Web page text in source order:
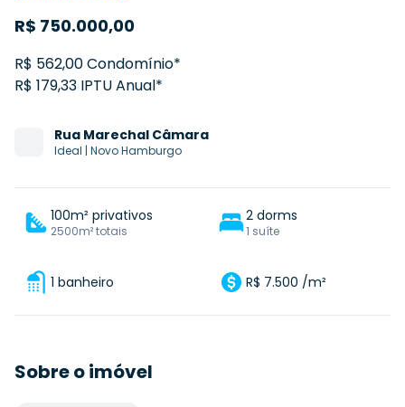
R$ 750.000,00
R$ 562,00 Condomínio*
R$ 179,33 IPTU Anual*
Rua Marechal Câmara
Ideal | Novo Hamburgo
100m² privativos
2500m² totais
2 dorms
1 suíte
1 banheiro R$ 7.500 /m²
Sobre o imóvel